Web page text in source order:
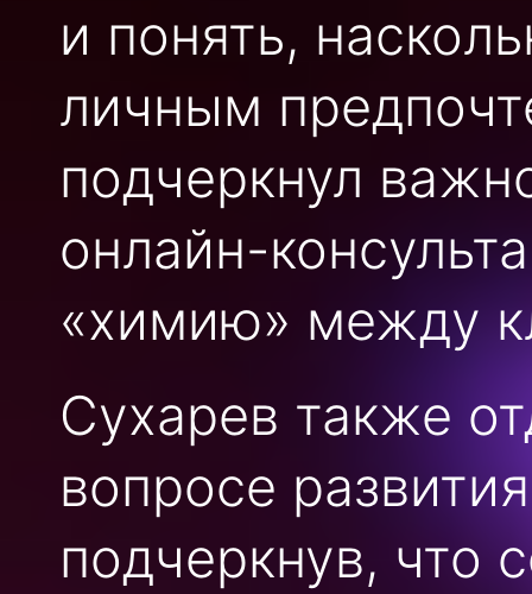
и понять,
личным
подчеркнул
онлайн-
«химию» между
Сухарев также
вопросе
подчеркнув, что